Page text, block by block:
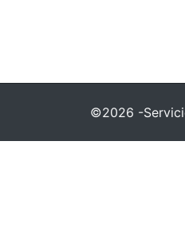
©2026 -